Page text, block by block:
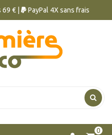
€ | PayPal 4X sans frais
0